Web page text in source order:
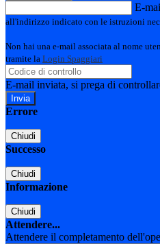
E-
all'indirizzo indicato con le istruzioni
Non hai una e-mail associata al nome
tramite la Login Spaggiari
E-mail inviata, si prega di
Errore
Chiudi
Successo
Chiudi
Informazione
Chiudi
Attendere...
Attendere il completamento